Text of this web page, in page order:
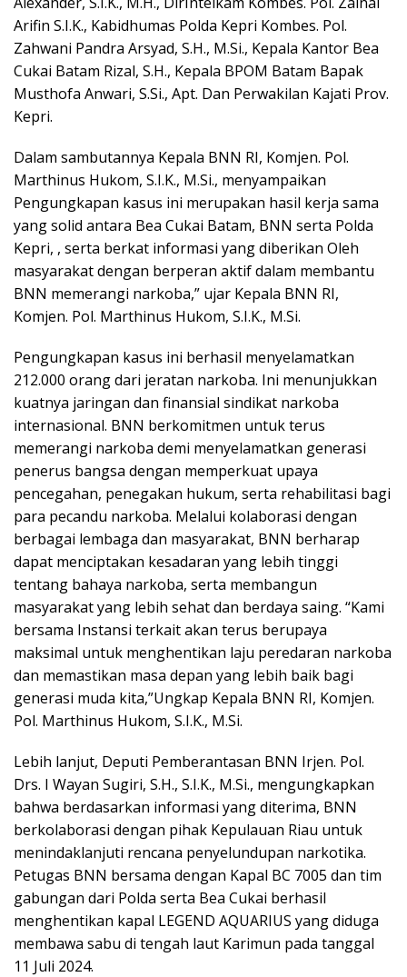
Arifin S.I.K., Kabidhumas Polda Kepri Kombes. Pol.
Zahwani Pandra Arsyad, S.H., M.Si., Kepala Kantor Bea
Cukai Batam Rizal, S.H., Kepala BPOM Batam Bapak
Musthofa Anwari, S.Si., Apt. Dan Perwakilan Kajati Prov.
Kepri.
Dalam sambutannya Kepala BNN RI, Komjen. Pol.
Marthinus Hukom, S.I.K., M.Si., menyampaikan
Pengungkapan kasus ini merupakan hasil kerja sama
yang solid antara Bea Cukai Batam, BNN serta Polda
Kepri, , serta berkat informasi yang diberikan Oleh
masyarakat dengan berperan aktif dalam membantu
BNN memerangi narkoba,” ujar Kepala BNN RI,
Komjen. Pol. Marthinus Hukom, S.I.K., M.Si.
Pengungkapan kasus ini berhasil menyelamatkan
212.000 orang dari jeratan narkoba. Ini menunjukkan
kuatnya jaringan dan finansial sindikat narkoba
internasional. BNN berkomitmen untuk terus
memerangi narkoba demi menyelamatkan generasi
penerus bangsa dengan memperkuat upaya
pencegahan, penegakan hukum, serta rehabilitasi bagi
para pecandu narkoba. Melalui kolaborasi dengan
berbagai lembaga dan masyarakat, BNN berharap
dapat menciptakan kesadaran yang lebih tinggi
tentang bahaya narkoba, serta membangun
masyarakat yang lebih sehat dan berdaya saing. “Kami
bersama Instansi terkait akan terus berupaya
maksimal untuk menghentikan laju peredaran narkoba
dan memastikan masa depan yang lebih baik bagi
generasi muda kita,”Ungkap Kepala BNN RI, Komjen.
Pol. Marthinus Hukom, S.I.K., M.Si.
Lebih lanjut, Deputi Pemberantasan BNN Irjen. Pol.
Drs. I Wayan Sugiri, S.H., S.I.K., M.Si., mengungkapkan
bahwa berdasarkan informasi yang diterima, BNN
berkolaborasi dengan pihak Kepulauan Riau untuk
menindaklanjuti rencana penyelundupan narkotika.
Petugas BNN bersama dengan Kapal BC 7005 dan tim
gabungan dari Polda serta Bea Cukai berhasil
menghentikan kapal LEGEND AQUARIUS yang diduga
membawa sabu di tengah laut Karimun pada tanggal
11 Juli 2024.